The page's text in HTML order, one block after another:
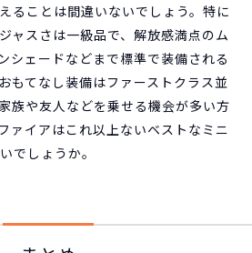
ることは間違いないでしょう。特に
ャスさは一級品で、解放感満点のム
シェードなどまで標準で装備される
もてなし装備はファーストクラス並
族や友人などを乗せる機会が多い方
ァイアはこれ以上ないベストなミニ
でしょうか。